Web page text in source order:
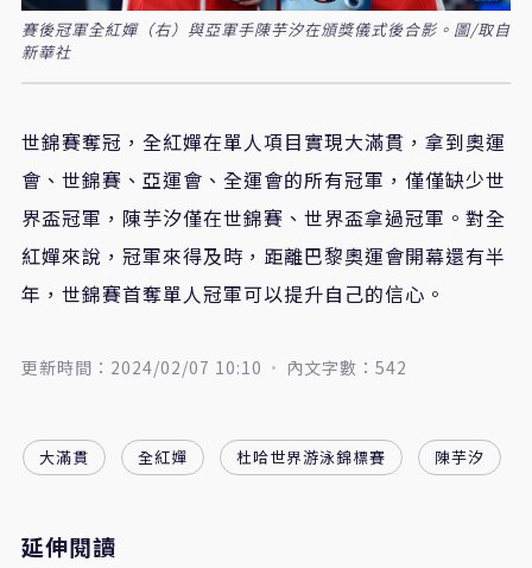
賽後冠軍全紅嬋（右）與亞軍手陳芋汐在頒獎儀式後合影。圖/取自
新華社
世錦賽奪冠，全紅嬋在單人項目實現大滿貫，拿到奧運
會、世錦賽、亞運會、全運會的所有冠軍，僅僅缺少世
界盃冠軍，陳芋汐僅在世錦賽、世界盃拿過冠軍。對全
紅嬋來說，冠軍來得及時，距離巴黎奧運會開幕還有半
年，世錦賽首奪單人冠軍可以提升自己的信心。
更新時間：2024/02/07 10:10 內文字數：542
大滿貫 全紅嬋 杜哈世界游泳錦標賽 陳芋汐
延伸閱讀